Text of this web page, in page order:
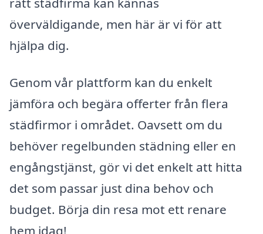
överväldigande, men här är vi för att
hjälpa dig.
Genom vår plattform kan du enkelt
jämföra och begära offerter från flera
städfirmor i området. Oavsett om du
behöver regelbunden städning eller en
engångstjänst, gör vi det enkelt att hitta
det som passar just dina behov och
budget. Börja din resa mot ett renare